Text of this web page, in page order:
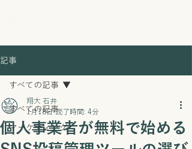
記事
すべての記事
マーケティング
すべての記事
個人事業者が無料で始める
翔大 石井
1月18日 読了時間: 4分